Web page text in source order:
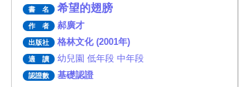
書 名 希望的翅膀
作 者 郝廣才
出版社 格林文化 (2001年)
適 讀 幼兒園 低年段 中年段
認證數 基礎認證